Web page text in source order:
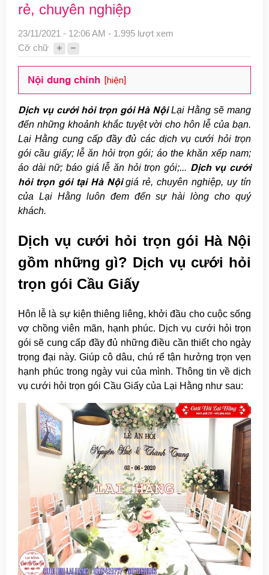
rẻ, chuyên nghiệp
23/11/2021 - 12:06 AM - 1.995 lượt xem
Cỡ chữ
Nội dung chính [hiện]
Dịch vụ cưới hỏi trọn gói Hà NộiLại Hằng sẽ mang
đến những khoảnh khắc tuyệt vời cho hôn lễ của bạn.
Lại Hằng cung cấp đầy đủ các dịch vụ cưới hỏi trọn
gói cầu giấy; lễ ăn hỏi trọn gói; áo the khăn xếp nam;
áo dài nữ; báo giá lễ ăn hỏi trọn gói;... Dịch vụ cưới
hỏi trọn gói tại Hà Nộigiá rẻ, chuyên nghiệp, uy tín
của Lại Hằng luôn đem đến sự hài lòng cho quý
khách.
Dịch vụ cưới hỏi trọn gói Hà Nội
gồm những gì? Dịch vụ cưới hỏi
trọn gói Cầu Giấy
Hôn lễ là sự kiện thiêng liêng, khởi đầu cho cuộc sống
vợ chồng viên mãn, hạnh phúc. Dịch vụ cưới hỏi trọn
gói sẽ cung cấp đầy đủ những điều cần thiết cho ngày
trọng đại này. Giúp cô dâu, chú rể tận hưởng trọn vẹn
hạnh phúc trong ngày vui của mình. Thông tin về dịch
vụ cưới hỏi trọn gói Cầu Giấy của Lại Hằng như sau: